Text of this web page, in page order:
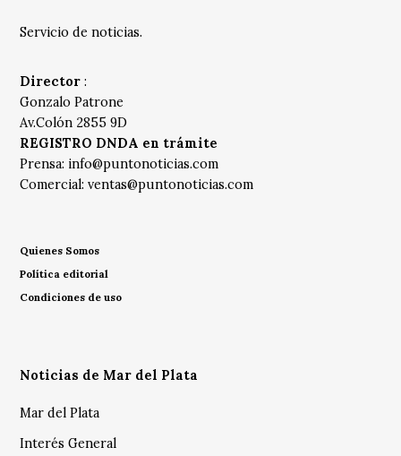
Servicio de noticias.
Director :
Gonzalo Patrone
Av.Colón 2855 9D
REGISTRO DNDA en trámite
Prensa: info@puntonoticias.com
Comercial:ventas@puntonoticias.com
Quienes Somos
Política editorial
Condiciones de uso
Noticias de Mar del Plata
Mar del Plata
Interés General